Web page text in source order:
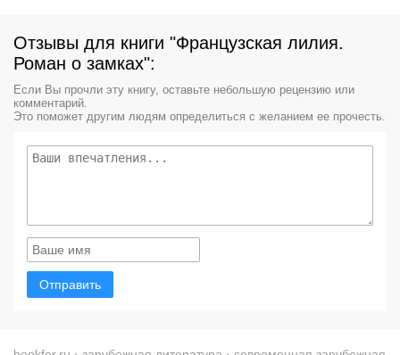
Отзывы для книги "Французская лилия.
Роман о замках":
Если Вы прочли эту книгу, оставьте небольшую рецензию или
комментарий.
Это поможет другим людям определиться с желанием ее прочесть.
Отправить